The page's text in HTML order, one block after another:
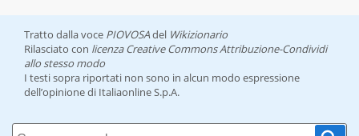
Tratto dalla voce PIOVOSAdel Wikizionario
Rilasciato con licenza Creative Commons Attribuzione-Condividi
allo stesso modo
I testi sopra riportati non sono in alcun modo espressione
dell’opinione di Italiaonline S.p.A.